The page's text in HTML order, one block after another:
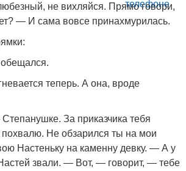
не вихляйся. Прямо говори,
— И сама вовсе принахмурилась.
теперь. А она, вроде
За приказчика тебя
похвалю. Не обзарился ты на мои
Настеньку на каменну девку. — А у
звали. — Вот, — говорит, — тебе